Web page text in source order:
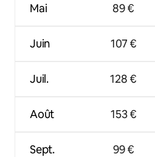
Mai
Juin
Juil.
Août
Sept.
89 €
107 €
128 €
153 €
99 €